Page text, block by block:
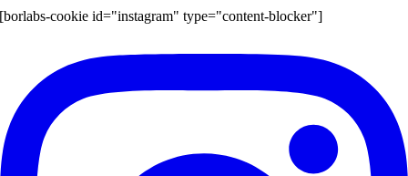
[borlabs-cookie id="instagram" type="content-blocker"]